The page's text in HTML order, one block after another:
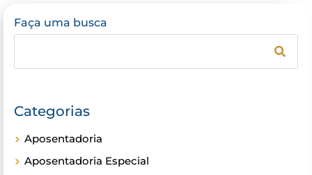
Faça uma busca
Categorias
Aposentadoria
Aposentadoria Especial